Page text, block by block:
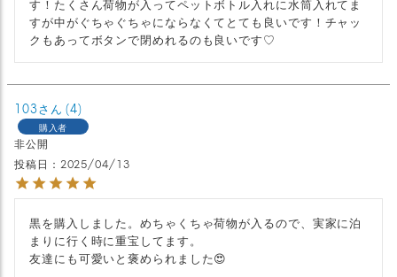
す！たくさん荷物が入ってペットボトル入れに水筒入れてま
すが中がぐちゃぐちゃにならなくてとても良いです！チャッ
クもあってボタンで閉めれるのも良いです♡
103 4
購入者
非公開
投稿日
2025/04/13
黒を購入しました。めちゃくちゃ荷物が入るので、実家に泊
まりに行く時に重宝してます。
友達にも可愛いと褒められました😍